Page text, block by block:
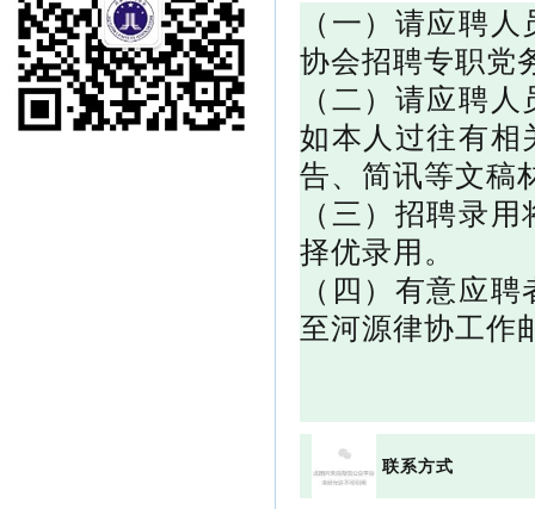
（一）请应聘
协会招聘专职党
（二）请应聘
如本人过往有相
告、简讯等文稿
（三）招聘录
择优录用。
（四）有意应
至河源律协工
联系方式